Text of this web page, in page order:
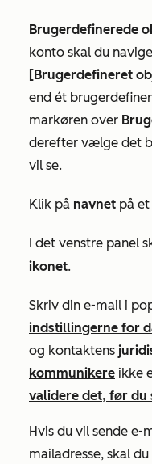
Brugerdefinerede
konto skal du
[Brugerdefineret
end ét
markøren over
derefter vælge det
vil se.
Klik på navnet på
I det venstre panel
ikonet.
Skriv din e-mail i
indstillingerne for
og kontaktens
kommunikere ikke
validere det, før du
Hvis du vil sende e-
mailadresse, skal